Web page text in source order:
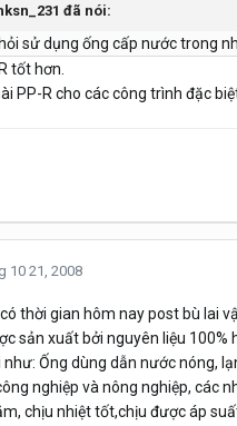
đã nói:
sử dụng ống cấp nước trong
tốt hơn.
PP-R cho các công trình đặc
10 21, 2008
thời gian hôm nay post bù lai
sản xuất bởi nguyên liệu
Ống dùng dẫn nước nóng,
nghiệp và nông nghiệp, các
chịu nhiệt tốt,chịu được áp